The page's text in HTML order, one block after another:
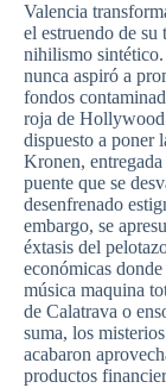
Valencia
el estruendo de su
nihilismo
nunca aspiró a
fondos
roja de
dispuesto a poner
Kronen,
puente que se
desenfrenado
embargo, se
éxtasis del
económicas
música maquina
de Calatrava o
suma, los
acabaron
productos